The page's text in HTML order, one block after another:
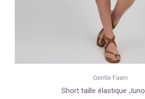
Gentle Fawn
Short taille élastique